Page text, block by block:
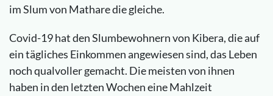
im Slum von Mathare die gleiche.
Covid-19 hat den Slumbewohnern von Kibera, die auf
ein tägliches Einkommen angewiesen sind, das Leben
noch qualvoller gemacht. Die meisten von ihnen
haben in den letzten Wochen eine Mahlzeit